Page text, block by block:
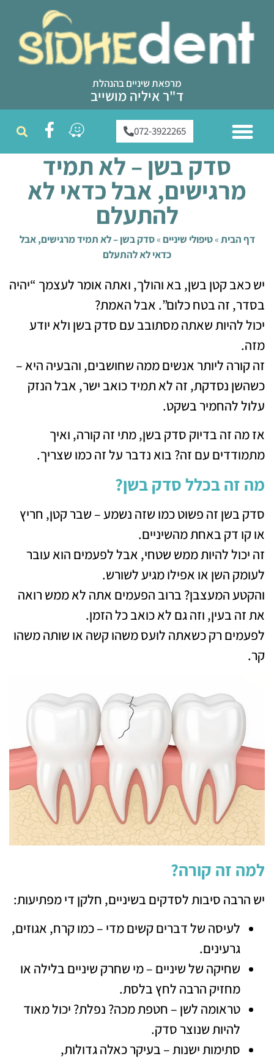
מרפאת שיניים בהנהלת
ד"ר איליה מושייב
072-3922265
סדק בשן – לא תמיד
מרגישים, אבל כדאי לא
להתעלם
דף הבית»טיפולי שיניים »סדק בשן – לא תמיד מרגישים, אבל
כדאי לא להתעלם
יש כאב קטן בשן, בא והולך, ואתה אומר לעצמך “יהיה
בסדר, זה בטח כלום”. אבל האמת?
יכול להיות שאתה מסתובב עם סדק בשן ולא יודע
מזה.
זה קורה ליותר אנשים ממה שחושבים, והבעיה היא –
כשהשן נסדקת, זה לא תמיד כואב ישר, אבל הנזק
עלול להחמיר בשקט.
אז מה זה בדיוק סדק בשן, מתי זה קורה, ואיך
מתמודדים עם זה? בוא נדבר על זה כמו שצריך.
מה זה בכלל סדק בשן?
סדק בשן זה פשוט כמו שזה נשמע – שבר קטן, חריץ
או קו דק באחת מהשיניים.
זה יכול להיות ממש שטחי, אבל לפעמים הוא עובר
לעומק השן או אפילו מגיע לשורש.
והקטע המעצבן? ברוב הפעמים אתה לא ממש רואה
את זה בעין, וזה גם לא כואב כל הזמן.
לפעמים רק כשאתה לועס משהו קשה או שותה משהו
קר.
למה זה קורה?
יש הרבה סיבות לסדקים בשיניים, חלקן די מפתיעות:
לעיסה של דברים קשים מדי – כמו קרח, אגוזים,
גרעינים.
שחיקה של שיניים – מי שחרק שיניים בלילה או
מחזיק הרבה לחץ בלסת.
טראומה לשן – חטפת מכה? נפלת? יכול מאוד
להיות שנוצר סדק.
סתימות ישנות – בעיקר כאלה גדולות,